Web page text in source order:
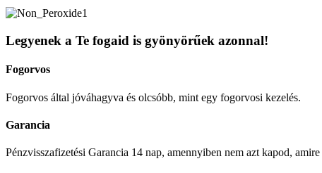
Legyenek a Te fogaid is gyönyörűek azonnal!
Fogorvos
Fogorvos által jóváhagyva és olcsóbb, mint egy fogorvosi kezelés.
Garancia
Pénzvisszafizetési Garancia 14 nap, amennyiben nem azt kapod,